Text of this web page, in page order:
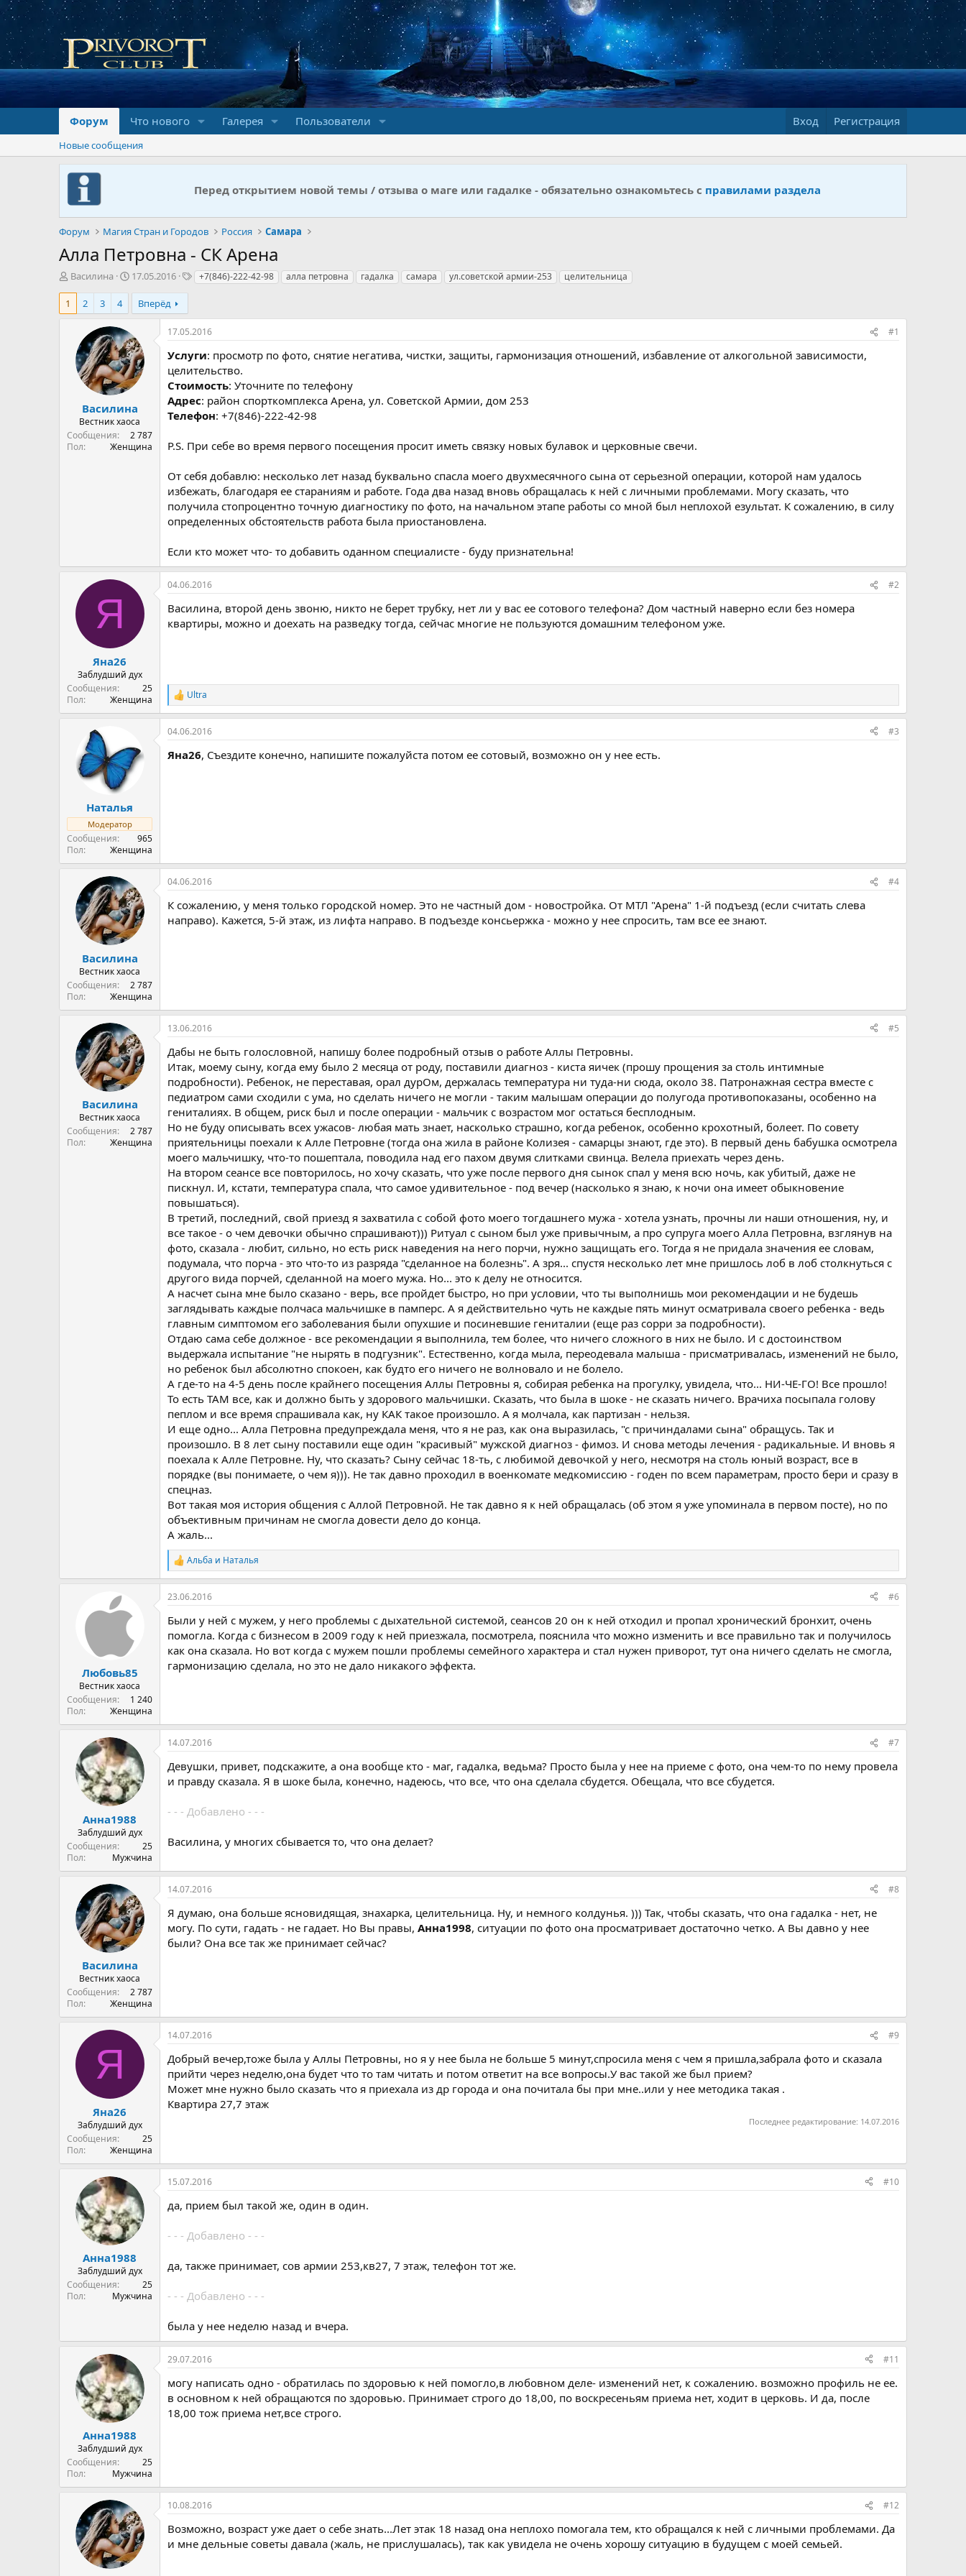
Форум Что нового Галерея Пользователи Вход Регистрация
Новые сообщения
Перед открытием новой темы / отзыва о маге или гадалке - обязательно ознакомьтесь с правилами раздела
Форум Магия Стран и Городов Россия Самара
Алла Петровна - СК Арена
А
о
м
Василина
Д
а
а
ч
а
л
а
17.05.2016
Т+7(846)-222-42-98 алла петровна гадалка самара ул.советской армии-253 целительница
1 2 3 4 Вперёд
Василина
Вестник хаоса
Сообщения
2 787
Пол
Женщина
17.05.2016 #1
Услуги: просмотр по фото, снятие негатива, чистки, защиты, гармонизация отношений, избавление от алкогольной зависимости,
целительство.
Стоимость: Уточните по телефону
Адрес: район спорткомплекса Арена, ул. Советской Армии, дом 253
Телефон: +7(846)-222-42-98
P.S. При себе во время первого посещения просит иметь связку новых булавок и церковные свечи.
От себя добавлю: несколько лет назад буквально спасла моего двухмесячного сына от серьезной операции, которой нам удалось
избежать, благодаря ее стараниям и работе. Года два назад вновь обращалась к ней с личными проблемами. Могу сказать, что
получила стопроцентно точную диагностику по фото, на начальном этапе работы со мной был неплохой езультат. К сожалению, в силу
определенных обстоятельств работа была приостановлена.
Если кто может что- то добавить оданном специалисте - буду признательна!
Я
Яна26
Заблудший дух
Сообщения
25
Пол
Женщина
04.06.2016 #2
Василина, второй день звоню, никто не берет трубку, нет ли у вас ее сотового телефона? Дом частный наверно если без номера
квартиры, можно и доехать на разведку тогда, сейчас многие не пользуются домашним телефоном уже.
Р
е
а
к
и
Ultra
Наталья
Модератор
Сообщения
965
Пол
Женщина
04.06.2016 #3
Яна26, Съездите конечно, напишите пожалуйста потом ее сотовый, возможно он у нее есть.
Василина
Вестник хаоса
Сообщения
2 787
Пол
Женщина
04.06.2016 #4
К сожалению, у меня только городской номер. Это не частный дом - новостройка. От МТЛ "Арена" 1-й подъезд (если считать слева
направо). Кажется, 5-й этаж, из лифта направо. В подъезде консьержка - можно у нее спросить, там все ее знают.
Василина
Вестник хаоса
Сообщения
2 787
Пол
Женщина
13.06.2016 #5
Дабы не быть голословной, напишу более подробный отзыв о работе Аллы Петровны.
Итак, моему сыну, когда ему было 2 месяца от роду, поставили диагноз - киста яичек (прошу прощения за столь интимные
подробности). Ребенок, не переставая, орал дурОм, держалась температура ни туда-ни сюда, около 38. Патронажная сестра вместе с
педиатром сами сходили с ума, но сделать ничего не могли - таким малышам операции до полугода противопоказаны, особенно на
гениталиях. В общем, риск был и после операции - мальчик с возрастом мог остаться бесплодным.
Но не буду описывать всех ужасов- любая мать знает, насколько страшно, когда ребенок, особенно крохотный, болеет. По совету
приятельницы поехали к Алле Петровне (тогда она жила в районе Колизея - самарцы знают, где это). В первый день бабушка осмотрела
моего мальчишку, что-то пошептала, поводила над его пахом двумя слитками свинца. Велела приехать через день.
На втором сеансе все повторилось, но хочу сказать, что уже после первого дня сынок спал у меня всю ночь, как убитый, даже не
пискнул. И, кстати, температура спала, что самое удивительное - под вечер (насколько я знаю, к ночи она имеет обыкновение
повышаться).
В третий, последний, свой приезд я захватила с собой фото моего тогдашнего мужа - хотела узнать, прочны ли наши отношения, ну, и
все такое - о чем девочки обычно спрашивают))) Ритуал с сыном был уже привычным, а про супруга моего Алла Петровна, взглянув на
фото, сказала - любит, сильно, но есть риск наведения на него порчи, нужно защищать его. Тогда я не придала значения ее словам,
подумала, что порча - это что-то из разряда "сделанное на болезнь". А зря... спустя несколько лет мне пришлось лоб в лоб столкнуться с
другого вида порчей, сделанной на моего мужа. Но... это к делу не относится.
А насчет сына мне было сказано - верь, все пройдет быстро, но при условии, что ты выполнишь мои рекомендации и не будешь
заглядывать каждые полчаса мальчишке в памперс. А я действительно чуть не каждые пять минут осматривала своего ребенка - ведь
главным симптомом его заболевания были опухшие и посиневшие гениталии (еще раз сорри за подробности).
Отдаю сама себе должное - все рекомендации я выполнила, тем более, что ничего сложного в них не было. И с достоинством
выдержала испытание "не нырять в подгузник". Естественно, когда мыла, переодевала малыша - присматривалась, изменений не было,
но ребенок был абсолютно спокоен, как будто его ничего не волновало и не болело.
А где-то на 4-5 день после крайнего посещения Аллы Петровны я, собирая ребенка на прогулку, увидела, что... НИ-ЧЕ-ГО! Все прошло!
То есть ТАМ все, как и должно быть у здорового мальчишки. Сказать, что была в шоке - не сказать ничего. Врачиха посыпала голову
пеплом и все время спрашивала как, ну КАК такое произошло. А я молчала, как партизан - нельзя.
И еще одно... Алла Петровна предупреждала меня, что я не раз, как она выразилась, "с причиндалами сына" обращусь. Так и
произошло. В 8 лет сыну поставили еще один "красивый" мужской диагноз - фимоз. И снова методы лечения - радикальные. И вновь я
поехала к Алле Петровне. Ну, что сказать? Сыну сейчас 18-ть, с любимой девочкой у него, несмотря на столь юный возраст, все в
порядке (вы понимаете, о чем я))). Не так давно проходил в военкомате медкомиссию - годен по всем параметрам, просто бери и сразу в
спецназ.
Вот такая моя история общения с Аллой Петровной. Не так давно я к ней обращалась (об этом я уже упоминала в первом посте), но по
объективным причинам не смогла довести дело до конца.
А жаль...
Р
е
а
к
и
и
Альба и Наталья
Любовь85
Вестник хаоса
Сообщения
1 240
Пол
Женщина
23.06.2016 #6
Были у ней с мужем, у него проблемы с дыхательной системой, сеансов 20 он к ней отходил и пропал хронический бронхит, очень
помогла. Когда с бизнесом в 2009 году к ней приезжала, посмотрела, пояснила что можно изменить и все правильно так и получилось
как она сказала. Но вот когда с мужем пошли проблемы семейного характера и стал нужен приворот, тут она ничего сделать не смогла,
гармонизацию сделала, но это не дало никакого эффекта.
Анна1988
Заблудший дух
Сообщения
25
Пол
Мужчина
14.07.2016 #7
Девушки, привет, подскажите, а она вообще кто - маг, гадалка, ведьма? Просто была у нее на приеме с фото, она чем-то по нему провела
и правду сказала. Я в шоке была, конечно, надеюсь, что все, что она сделала сбудется. Обещала, что все сбудется.
- - - Добавлено - - -
Василина, у многих сбывается то, что она делает?
Василина
Вестник хаоса
Сообщения
2 787
Пол
Женщина
14.07.2016 #8
Я думаю, она больше ясновидящая, знахарка, целительница. Ну, и немного колдунья. ))) Так, чтобы сказать, что она гадалка - нет, не
могу. По сути, гадать - не гадает. Но Вы правы, Анна1998, ситуации по фото она просматривает достаточно четко. А Вы давно у нее
были? Она все так же принимает сейчас?
Я
Яна26
Заблудший дух
Сообщения
25
Пол
Женщина
14.07.2016 #9
Добрый вечер,тоже была у Аллы Петровны, но я у нее была не больше 5 минут,спросила меня с чем я пришла,забрала фото и сказала
прийти через неделю,она будет что то там читать и потом ответит на все вопросы.У вас такой же был прием?
Может мне нужно было сказать что я приехала из др города и она почитала бы при мне..или у нее методика такая .
Квартира 27,7 этаж
Последнее редактирование: 14.07.2016
Анна1988
Заблудший дух
Сообщения
25
Пол
Мужчина
15.07.2016 #10
да, прием был такой же, один в один.
- - - Добавлено - - -
да, также принимает, сов армии 253,кв27, 7 этаж, телефон тот же.
- - - Добавлено - - -
была у нее неделю назад и вчера.
Анна1988
Заблудший дух
Сообщения
25
Пол
Мужчина
29.07.2016 #11
могу написать одно - обратилась по здоровью к ней помогло,в любовном деле- изменений нет, к сожалению. возможно профиль не ее.
в основном к ней обращаются по здоровью. Принимает строго до 18,00, по воскресеньям приема нет, ходит в церковь. И да, после
18,00 тож приема нет,все строго.
10.08.2016 #12
Возможно, возраст уже дает о себе знать...Лет этак 18 назад она неплохо помогала тем, кто обращался к ней с личными проблемами. Да
и мне дельные советы давала (жаль, не прислушалась), так как увидела не очень хорошу ситуацию в будущем с моей семьей.